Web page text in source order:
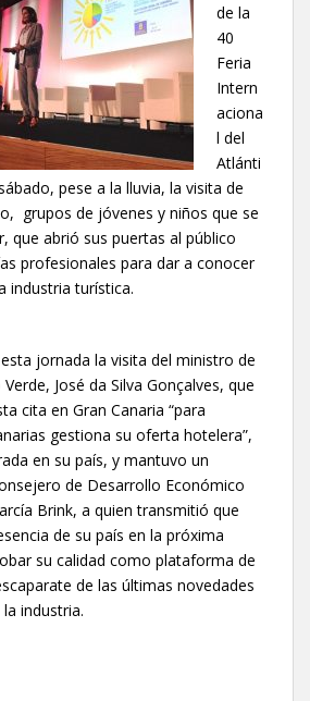
de la
40
Feria
Intern
aciona
l del
Atlánti
pese a la lluvia, la visita de
grupos de jóvenes y niños que se
que abrió sus puertas al público
profesionales para dar a conocer
industria turística.
jornada la visita del ministro de
José da Silva Gonçalves, que
cita en Gran Canaria “para
gestiona su oferta hotelera”,
en su país, y mantuvo un
de Desarrollo Económico
Brink, a quien transmitió que
de su país en la próxima
su calidad como plataforma de
de las últimas novedades
industria.